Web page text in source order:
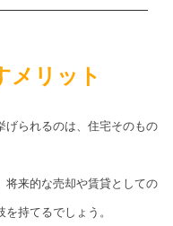
メリット
げられるのは、住宅そのもの
将来的な売却や賃貸としての
持てるでしょう。